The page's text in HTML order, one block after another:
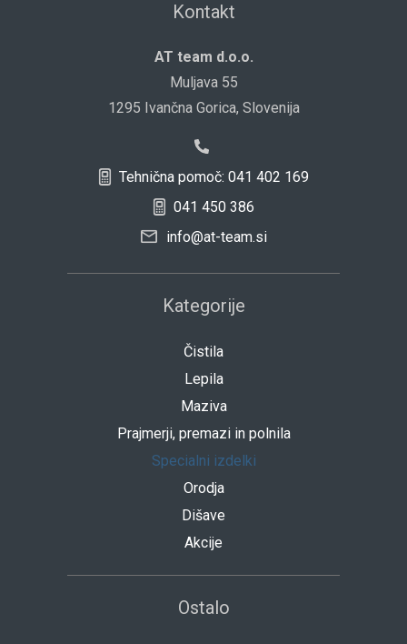
Kontakt
AT team d.o.o.
Muljava 55
1295 Ivančna Gorica, Slovenija
Tehnična pomoč: 041 402 169
041 450 386
info@at-team.si
Kategorije
Čistila
Lepila
Maziva
Prajmerji, premazi in polnila
Specialni izdelki
Orodja
Dišave
Akcije
Ostalo